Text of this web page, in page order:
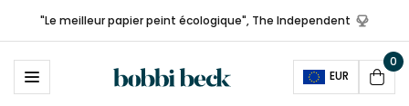
"Le meilleur papier peint écologique", The Independent
EUR
Cart
0